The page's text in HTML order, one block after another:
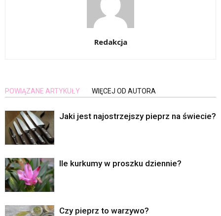
Redakcja
POWIĄZANE ARTYKUŁY WIĘCEJ OD AUTORA
Jaki jest najostrzejszy pieprz na świecie?
Ile kurkumy w proszku dziennie?
Czy pieprz to warzywo?